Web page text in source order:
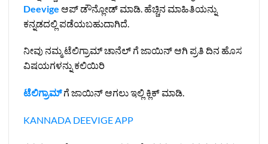
Deevige ಆಪ್ ಡೌನ್ಲೋಡ್ ಮಾಡಿ. ಹೆಚ್ಚಿನ ಮಾಹಿತಿಯನ್ನು
ಕನ್ನಡದಲ್ಲಿ ಪಡೆಯಬಹುದಾಗಿದೆ.
ನೀವು ನಮ್ಮ ಟೆಲಿಗ್ರಾಮ್ ಚಾನೆಲ್ ಗೆ ಜಾಯಿನ್ ಆಗಿ ಪ್ರತಿ ದಿನ ಹೊಸ
ವಿಷಯಗಳನ್ನು ಕಲಿಯಿರಿ
ಟೆಲಿಗ್ರಾಮ್ಗೆ ಜಾಯಿನ್ ಆಗಲು ಇಲ್ಲಿ ಕ್ಲಿಕ್ ಮಾಡಿ.
KANNADA DEEVIGE APP